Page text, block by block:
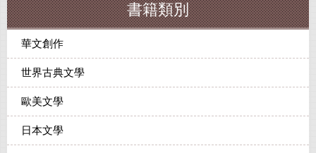
書籍類別
華文創作
世界古典文學
歐美文學
日本文學